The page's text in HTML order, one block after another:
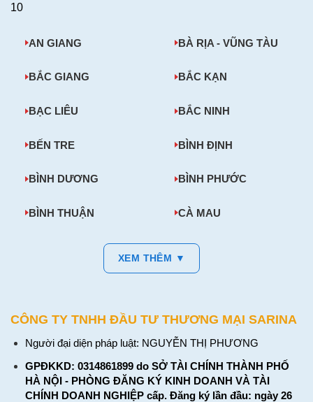
10
AN GIANG BÀ RỊA - VŨNG TÀU
BẮC GIANG BẮC KẠN
BẠC LIÊU BẮC NINH
BẾN TRE BÌNH ĐỊNH
BÌNH DƯƠNG BÌNH PHƯỚC
BÌNH THUẬN CÀ MAU
XEM THÊM ▼
CÔNG TY TNHH ĐẦU TƯ THƯƠNG MẠI SARINA
Người đại diện pháp luật: NGUYỄN THỊ PHƯƠNG
GPĐKKD: 0314861899 do SỞ TÀI CHÍNH THÀNH PHỐ
HÀ NỘI - PHÒNG ĐĂNG KÝ KINH DOANH VÀ TÀI
CHÍNH DOANH NGHIỆP cấp. Đăng ký lần đầu: ngày 26